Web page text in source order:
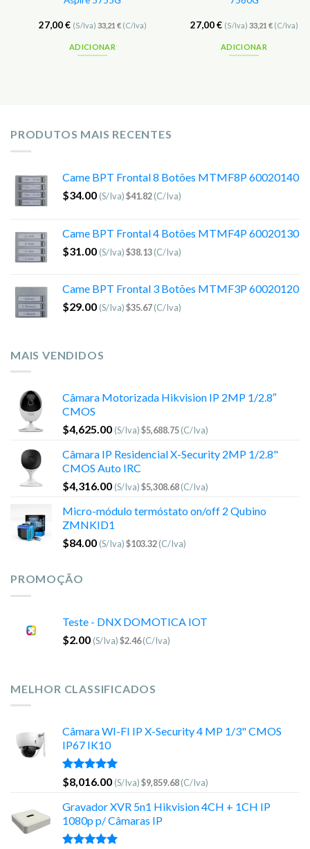
27,00€ (S/Iva) 33,21 €(C/Iva)
ADICIONAR
27,00€ (S/Iva) 33,21 €(C/Iva)
ADICIONAR
PRODUTOS MAIS RECENTES
Came BPT Frontal 8 Botões MTMF8P 60020140
$34.00 (S/Iva)$41.82(C/Iva)
Came BPT Frontal 4 Botões MTMF4P 60020130
$31.00 (S/Iva)$38.13(C/Iva)
Came BPT Frontal 3 Botões MTMF3P 60020120
$29.00 (S/Iva)$35.67(C/Iva)
MAIS VENDIDOS
Câmara Motorizada Hikvision IP 2MP 1/2.8″
CMOS
$4,625.00 (S/Iva)$5,688.75(C/Iva)
Câmara IP Residencial X-Security 2MP 1/2.8"
CMOS Auto IRC
$4,316.00 (S/Iva)$5,308.68(C/Iva)
Micro-módulo termóstato on/off 2 Qubino
ZMNKID1
$84.00 (S/Iva)$103.32(C/Iva)
PROMOÇÃO
Teste - DNX DOMOTICA IOT
$2.00 (S/Iva)$2.46(C/Iva)
MELHOR CLASSIFICADOS
Câmara WI-FI IP X-Security 4 MP 1/3" CMOS
IP67 IK10
Avaliação
5.00
$8,016.00 (S/Iva)$9,859.68(C/Iva)
Gravador XVR 5n1 Hikvision 4CH + 1CH IP
1080p p/ Câmaras IP